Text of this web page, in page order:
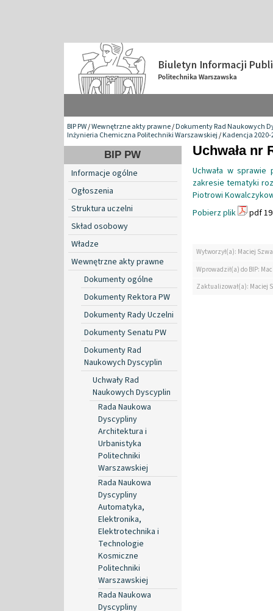
BIP PW/Wewnętrzne akty prawne/Dokumenty Rad Naukowych
Inżynieria Chemiczna Politechniki Warszawskiej/Kadencja 2020-
BIP PW
Informacje ogólne
Ogłoszenia
Struktura uczelni
Skład osobowy
Władze
Wewnętrzne akty prawne
Dokumenty ogólne
Dokumenty Rektora PW
Dokumenty Rady Uczelni
Dokumenty Senatu PW
Dokumenty Rad
Naukowych Dyscyplin
Uchwały Rad
Naukowych Dyscyplin
Rada Naukowa
Dyscypliny
Architektura i
Urbanistyka
Politechniki
Warszawskiej
Rada Naukowa
Dyscypliny
Automatyka,
Elektronika,
Elektrotechnika i
Technologie
Kosmiczne
Politechniki
Warszawskiej
Rada Naukowa
Dyscypliny
Uchwała nr
Uchwała w
zakresie tematyki
Piotrowi
Pobierz plik
pdf
Wytworzył(a): Maciej
Wprowadził(a) do BIP:
Zaktualizował(a): Maciej